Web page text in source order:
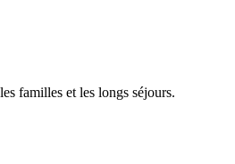
familles et les longs séjours.